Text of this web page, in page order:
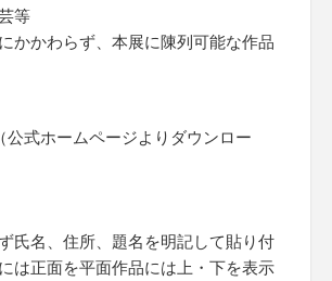
等
かかわらず、本展に陳列可能な作品
公式ホームページよりダウンロー
氏名、住所、題名を明記して貼り付
は正面を平面作品には上・下を表示